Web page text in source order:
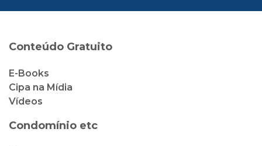
Conteúdo Gratuito
E-Books
Cipa na Mídia
Vídeos
Condomínio etc